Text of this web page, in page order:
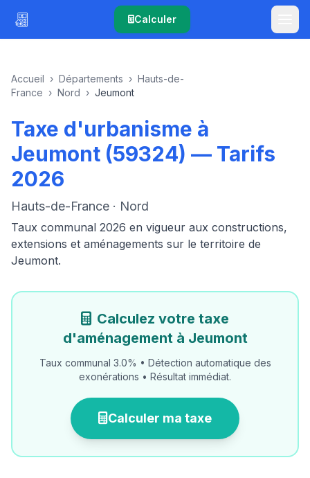
Calculer
Accueil › Départements › Hauts-de-
France › Nord › Jeumont
Taxe d'urbanisme à
Jeumont (59324) — Tarifs
2026
Hauts-de-France · Nord
Taux communal 2026 en vigueur aux constructions,
extensions et aménagements sur le territoire de
Jeumont.
Calculez votre taxe
d'aménagement à Jeumont
Taux communal 3.0% • Détection automatique des
exonérations • Résultat immédiat.
Calculer ma taxe